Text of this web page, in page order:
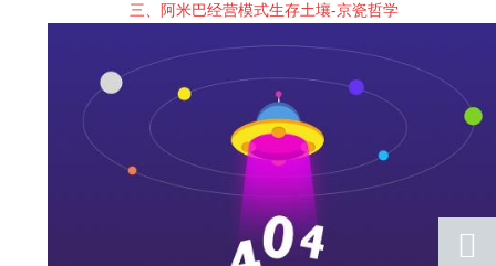
三、阿米巴经营模式生存土壤-京瓷哲学